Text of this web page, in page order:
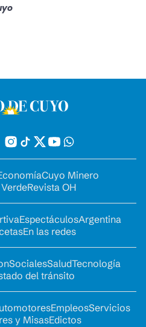
Cuyo Minero
Revista OH
EspectáculosArgentina
En las redes
SocialesSaludTecnología
del tránsito
EmpleosServicios
y MisasEdictos